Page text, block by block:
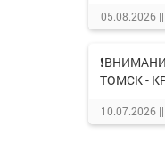
05.08.2026 ||
ТОМСК -
10.07.2026 ||